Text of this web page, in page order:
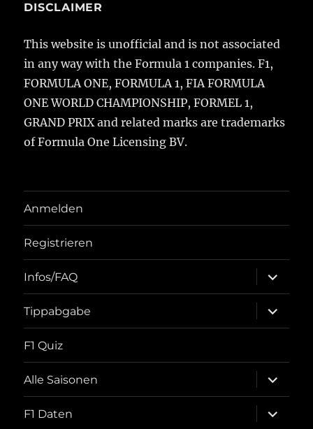
DISCLAIMER
This website is unofficial and is not associated
in any way with the Formula 1 companies. F1,
FORMULA ONE, FORMULA 1, FIA FORMULA
ONE WORLD CHAMPIONSHIP, FORMEL 1,
GRAND PRIX and related marks are trademarks
of Formula One Licensing BV.
Anmelden
Registrieren
Infos/FAQ
öffnen
Tippabgabe
öffnen
F1 Quiz
Alle Saisonen
öffnen
F1 Daten
öffnen